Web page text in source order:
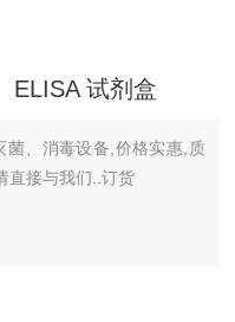
ELISA 试剂盒
菌、消毒设备,价格实惠,质
直接与我们..订货